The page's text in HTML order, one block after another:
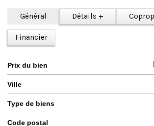
Général Détails +
Financier
Prix du bien
Ville
Type de biens
Code postal